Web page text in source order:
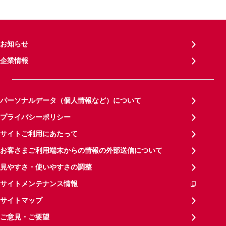
お知らせ
企業情報
パーソナルデータ（個人情報など）について
プライバシーポリシー
サイトご利用にあたって
お客さまご利用端末からの情報の外部送信について
見やすさ・使いやすさの調整
サイトメンテナンス情報
サイトマップ
ご意見・ご要望